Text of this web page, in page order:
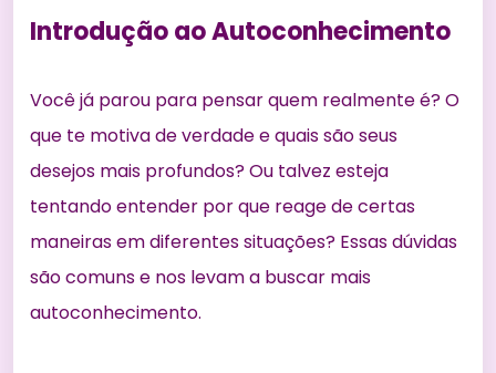
Introdução ao Autoconhecimento
Você já parou para pensar quem realmente é? O
que te motiva de verdade e quais são seus
desejos mais profundos? Ou talvez esteja
tentando entender por que reage de certas
maneiras em diferentes situações? Essasdúvidas
são comunse nos levam a buscar mais
autoconhecimento.